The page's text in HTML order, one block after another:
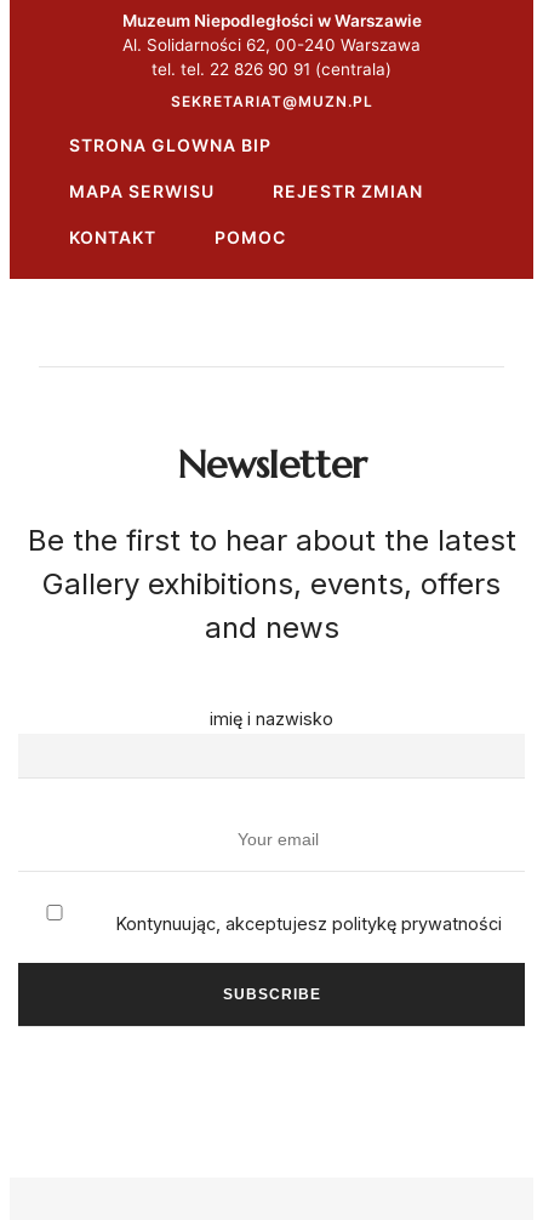
Muzeum Niepodległości w Warszawie
Al. Solidarności 62, 00-240 Warszawa
tel. tel. 22 826 90 91 (centrala)
SEKRETARIAT@MUZN.PL
STRONA GLOWNA BIP
MAPA SERWISU REJESTR ZMIAN
KONTAKT POMOC
Newsletter
Be the first to hear about the latest
Gallery exhibitions, events, offers
and news
imię i nazwisko
Kontynuując, akceptujesz politykę prywatności